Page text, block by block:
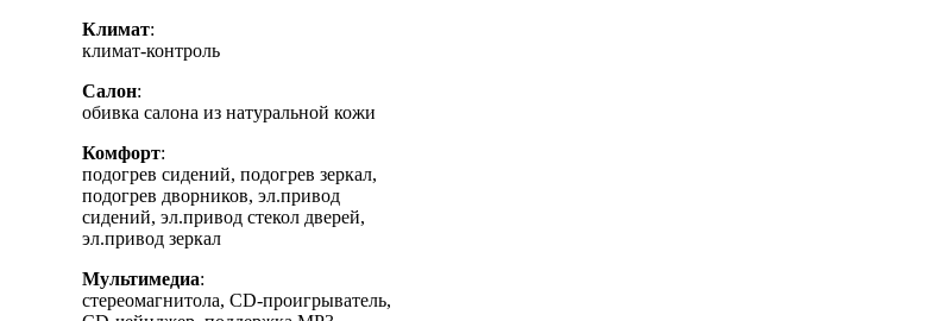
Климат:
климат-контроль
Салон:
обивка салона из натуральной кожи
Комфорт:
подогрев сидений, подогрев зеркал,
подогрев дворников, эл.привод
сидений, эл.привод стекол дверей,
эл.привод зеркал
Мультимедиа:
стереомагнитола, CD-проигрыватель,